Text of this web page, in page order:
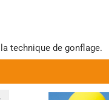
technique de gonflage.